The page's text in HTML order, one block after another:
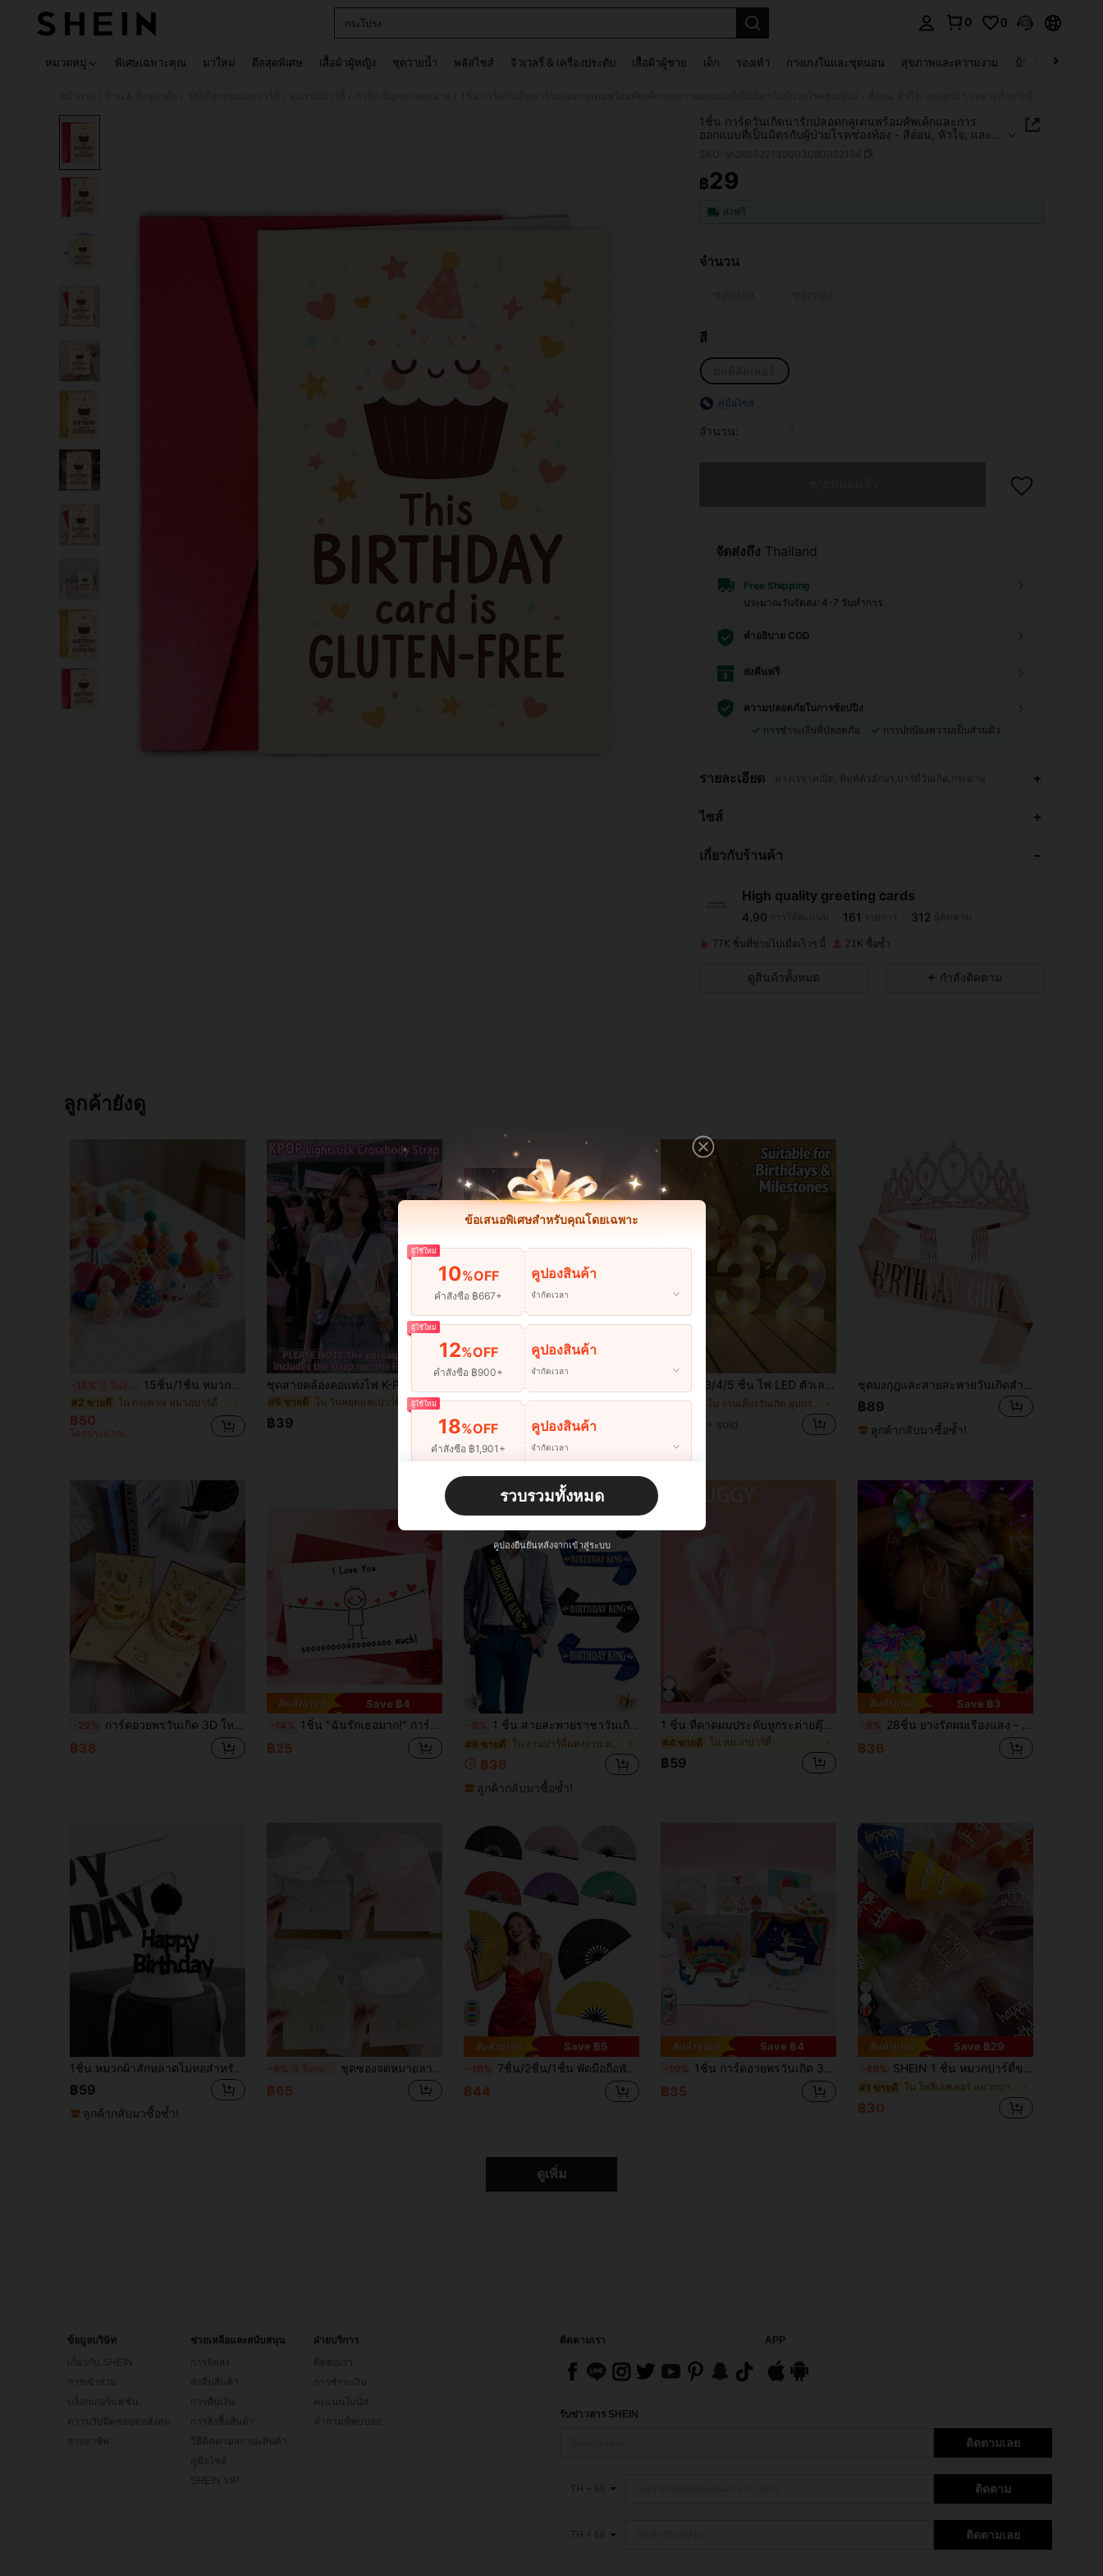
กระโปรง
0 0
หมวดหมู่ พิเศษเฉพาะคุณ มาใหม่ ดีลสุดพิเศษ เสื้อผ้าผู้หญิง ชุดว่ายน้ำ พลัสไซส์ จิวเวลรี่ & เครื่องประดับ เสื้อผ้าผู้ชาย เด็ก รองเท้า กางเกงในและชุดนอน สุขภาพและความงาม บ้านและที่อยู่อาศัย
1ชิ้น การ์ดวันเกิดน่ารักปลอดกลูเตนพร้อมคัพเค้กและการ
ออกแบบที่เป็นมิตรกับผู้ป่วยโรคช่องท้อง - สีอ่อน, หัวใจ, และ
ลูกปา, เหมาะสำหรับผู้ป่วยโรคช่องท้อง/แพ้กลูเตน - เหมาะ
สำหรับเพื่อน, ครอบครัว, และเพื่อนร่วมงาน - ของขวัญสร้าง
ความตระหนักรู้เกี่ยวกับโรคช่องท้อง, คำเชิญงานเลี้ยงวันเกิด,
คำถามสนุกและดีต่อสุขภาพ, พร้อมลวดลายคัพเค้กและหัวใจที่
ชุดกันเพื่อการส่งที่ง่ายดาย
PRICE AND AVAILABILITY
฿29
ส่งฟรี
จำนวน
สี
คู่มือไซส์
จำนวน:
จัดส่งถึง Thailand
Free Shipping
ประมาณวันจัดส่ง: 4-7 วันทำการ
คำอธิบาย COD
ส่งคืนฟรี
ความปลอดภัยในการช้อปปิ้ง
การชำระเงินที่ปลอดภัย
การปกป้องความเป็นส่วนตัว
รายละเอียด ทางเรขาคณิต, พิมพ์ตัวอักษร,ปาร์ตี้วันเกิด,กระดาษ
ไซส์
เกี่ยวกับร้านค้า
High quality greeting cards
4.90
4.90 การให้คะแนน 161 รายการ 312
1 วันที่ผ่านมา
4.90
312
4.90 161
77K ชิ้นที่ขายไปเมื่อเร็วๆ นี้ 21K ซื้อซ้ำ
ดูสินค้าทั้งหมด กำลังติดตาม
ลูกค้ายังดู
-15% 15ชิ้น/1ชิ้น หมวกปาร์ตี้ขนาดเล็กสีสันสดใส ตกแต่งการ์ตูนน่ารัก เหมาะสำหรับขนมวันเกิดขนาดเล็ก ตกแต่งการอบขนม งานฉลองวันหยุด งานปาร์ตี้ธีม ตกแต่งงานวันเกิด ของขวัญวันวาเลนไทน์
#2 ขายดี ใน กระดาษ หมวกปาร์ตี้
฿50
โดยประมาณ
#5 ขายดี ใน วันหยุดและปาร์ตี้ เครื่องประดับปาร์ตี้อื่น ๆ
฿39
1 ชุด สายสะพายและที่คาดศีรษะสุขสันต์วันเกิดสำหรับทุกเพศ, สายสะพายตกแต่งวันเกิด, เหมาะสำหรับตกแต่งงานวันเกิด ของขวัญสำหรับทุกวัย
#2 ขายดี ใน ปาร์ตี้ครบรอบ หมวกปาร์ตี้
฿38
1/3/4/5 ชิ้น ไฟ LED ตัวเลข (6.3"/8.27") - สีขาวอุ่นโรแมนติก, วันเกิด, งานแต่งงาน, วันครบรอบ, ตกแต่งงานปาร์ตี้ | ตกแต่งการขอแต่งงาน, ของขวัญส่วนตัว
#1 ขายดี
70+ sold
ชุดมงกุฎและสายสะพายวันเกิดสำหรับผู้หญิง 2 ชิ้น, ชุดมงกุฎและสายสะพายวันเกิด, ของขวัญวันเกิด, ตกแต่งงานปาร์ตี้
฿89
ลูกค้ากลับมาซื้อซ้ำ!
-22% การ์ดอวยพรวันเกิด 3D ใหม่ปี 2026 ของขวัญที่สมบูรณ์แบบสำหรับเพื่อน การ์ดอวยพรวันเกิด 3D สีสันสดใส ดีไซน์เค้กและเทียน การ์ดวันเกิดมินิมอล ของขวัญปาร์ตี้วันเกิดพรีเมียมสร้างสรรค์แบบพับได้ ของขวัญที่ส่งถึงมือฉัน ตกแต่งงานรับปริญญา ของขวัญ อุปกรณ์ปาร์ตี้วันเกิดอายุ 18 ปี ของขวัญขอบคุณครู ของขวัญครูที่ดีที่สุด
฿38
Save ฿4
-14% 1ชิ้น "ฉันรักเธอมาก!" การ์ดรูปหัวใจมินิมอล, ดีไซน์หัวใจสีเบจแดงพร้อมรอยยิ้ม, ของขวัญกระดาษน้ำหนักเบาเหมาะสำหรับวันครบรอบแต่งงานของภรรยา/สามี, วันวาเลนไทน์, การ์ดเปล่าที่สามารถเขียนด้วยลายมือสำหรับปู่ย่าตายาย, คู่รัก, พ่อแม่
฿25
-8% 1 ชิ้น สายสะพายราชาวันเกิด ฉลองวันเกิดของคุณอย่างมีสไตล์ด้วยสายสะพายผ้าซาตินสีดำและสีน้ำเงินสำหรับผู้ชายและเด็กชาย - เหมาะสำหรับวันเกิดครบรอบ 18, 20, 30, 40, 50 และ 60 ปี - เพิ่มความหรูหราให้กับตกแต่งงานปาร์ตี้ อุปกรณ์ปาร์ตี้ ริบบิ้น,คริสต์มาส
#6 ขายดี ใน งานปาร์ตี้แต่งงาน หมวกปาร์ตี้
฿36
ลูกค้ากลับมาซื้อซ้ำ!
1 ชิ้น ที่คาดผมประดับหูกระต่ายตุ๊กตาสำหรับผู้หญิง, ที่คาดผมหูกระต่ายตุ๊กตา, ที่คาดผมหูกระต่ายขนเทียมเนื้อนุ่ม, เครื่องประดับชุดคอสเพลย์น่ารัก, เหมาะสำหรับงานปาร์ตี้และฮาโลวีน, ของขวัญวันแม่, สวมใส่สบายและน้ำหนักเบา, เครื่องประดับศีรษะสำหรับงานปาร์ตี้วันหยุด, ผ้ากำมะหยี่เนื้อนุ่มด้านในหู, เหมาะสำหรับอีสเตอร์, วันเกิดและการถ่ายภาพ, เครื่องประดับศีรษะสำหรับงานปาร์ตี้คริสต์มาสน่ารัก, สไตล์โบฮีเมียนหรูหราสำหรับฤดูใบไม้ร่วง/ฤดูหนาว พิธีสำเร็จการศึกษาสำหรับวันแม่
#4 ขายดี ใน หมวกปาร์ตี้
฿59
Save ฿3
-8% 28ชิ้น ยางรัดผมเรืองแสง - ยางรัดผม LED สำหรับผู้หญิง - ยางรัดผม, ยางรัดผมเรืองแสงสำหรับผู้หญิง, ยางรัดผมเส้นด้ายหลากสี, โหมดแสงไฟหลายแบบ, เครื่องประดับผมปาร์ตี้ LED พิมพ์ลายตาข่ายชวนฝัน, ของตกแต่งผมเรืองแสงในที่มืด, เหมาะสำหรับงานปาร์ตี้ผู้หญิง, พิธี, ของขวัญปีใหม่, ของขวัญสำหรับเด็กผู้หญิง, ของขวัญส่วนบุคคล, วันวาเลนไทน์, อีสเตอร์, วันส่งท้ายปีเก่า, ของขวัญคริสต์มาส และสวัสดีปีใหม่ (สีสุ่ม)
฿36
1ชิ้น หมวกผ้าสักหลาดไม่ทอสำหรับวันเกิดปีแรกของเด็ก สำหรับตกแต่งงานวันเกิดของพ่อแม่และเด็กผู้หญิง
฿59
ลูกค้ากลับมาซื้อซ้ำ!
-6% 3 วันสุดท้าย ชุดซองจดหมายลายพื้นผิวสีฟ้าหม่น 4/5/15 ชุด, การ์ดเชิญงานแต่งงาน, การ์ดเชิญ, การ์ดข้อความอวยพรวินเทจสีชมพู, จดหมายเขียนด้วยมือ, ชุดซองจดหมายรัก, ชุดซองจดหมายและเครื่องเขียนสีเบจ, การ์ดเชิญจดหมายเขียนด้วยมือแบบโรแมนติก
฿65
Save ฿5
-10% 7ชิ้น/2ชิ้น/1ชิ้น พัดมือถือพับได้ขนาดใหญ่พิเศษมีกลิตเตอร์, พัดเต้นรำ, พัดเรฟผ้าคุณภาพสูงมีกลิตเตอร์, พัดตบผ้าไนลอนสีดำ, พัดมือถือพับได้สำหรับงานฝีมือ, เหมาะสำหรับใช้กับพื้น, ของตกแต่งให้ความเย็น, ไนท์คลับ, บาร์ทางเลือก, ปาร์ตี้ดิสโก้, ชุดสายรุ้ง, เครื่องประดับตกแต่งบ้าน, ของขวัญสำหรับผู้รักการเต้นทั้งชายและหญิง, เหมาะสำหรับของตกแต่งบ้านวันวาเลนไทน์, ของขวัญสำหรับงานปาร์ตี้ (มี 7 สีให้เลือก)
฿44
Save ฿4
-10% 1ชิ้น การ์ดอวยพรวันเกิด 3D ลายลูกโป่ง, เค้ก และม้าหมุน, มีการ์ดและซอง, การ์ดวันเกิดเรียบง่าย, ของขวัญสำหรับครอบครัวและเพื่อน, การ์ดอวยพร, การ์ดพับ 3D, การ์ดขอบคุณ, การ์ดวันเกิดสร้างสรรค์อเนกประสงค์
฿35
4
Save ฿29
-49% SHEIN 1 ชิ้น หมวกปาร์ตี้ขนาดใหญ่ ทำจากวัสดุเฟลต์หนา ขนาด 17.5*12 ซม. พิมพ์ตัวอักษร "Happy Birthday" หมวกปาร์ตี้ เข็มกลัด สำหรับวันเกิด ของขวัญวันเกิด ตกแต่งวันเกิด มีให้เลือก 9 สี
#1 ขายดี ใน โพลีเอสเตอร์ หมวกปาร์ตี้
฿30
ดูเพิ่ม
ข้อมูลบริษัท
เกี่ยวกับ SHEIN
การเข้าร่วม
บล็อกเกอร์แฟชั่น
ความรับผิดชอบต่อสังคม
สายอาชีพ
ช่วยเหลือและสนับสนุน
การจัดส่ง
ส่งคืนสินค้า
การคืนเงิน
การสั่งซื้อสินค้า
วิธีติดตามสถานะสินค้า
คู่มือไซส์
SHEIN VIP
ฝ่ายบริการ
ติดต่อเรา
การชำระเงิน
คะแนนโบนัส
คำถามที่พบบ่อย
ติดตามเรา APP
รับข่าวสาร SHEIN
ติดตามเลย
TH + 66 ติดตาม
TH + 66 ติดตามเลย
ข้อเสนอพิเศษสำหรับคุณโดยเฉพาะ
ผู้ใช้ใหม่
10%OFF
คำสั่งซื้อ ฿667+
คูปองสินค้า
จำกัดเวลา
ผู้ใช้ใหม่
12%OFF
คำสั่งซื้อ ฿900+
คูปองสินค้า
จำกัดเวลา
ผู้ใช้ใหม่
18%OFF
คำสั่งซื้อ ฿1,901+
คูปองสินค้า
จำกัดเวลา
22 คูปองสินค้า
รวบรวมทั้งหมด
คูปองยืนยันหลังจากเข้าสู่ระบบ